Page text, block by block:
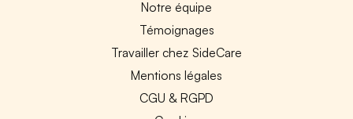
Notre équipe
Témoignages
Travailler chez SideCare
Mentions légales
CGU & RGPD